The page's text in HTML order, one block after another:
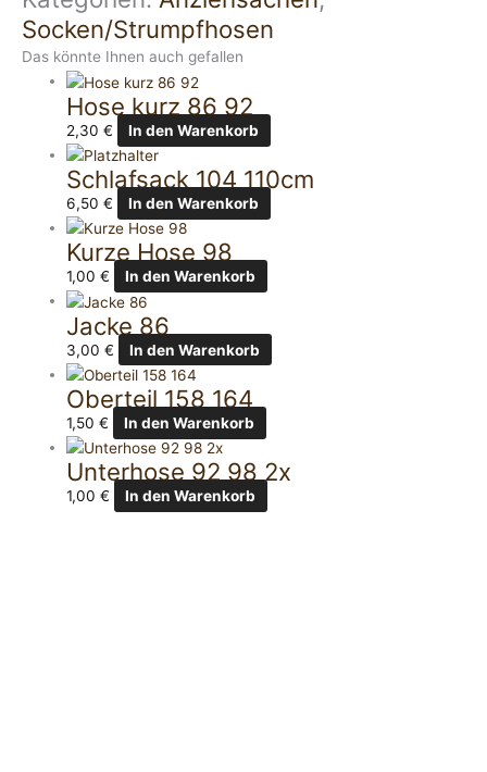
Socken/Strumpfhosen
Das könnte Ihnen auch gefallen
Hose kurz 86 92
2,30€ In den Warenkorb
Schlafsack 104 110cm
6,50€ In den Warenkorb
Kurze Hose 98
1,00€ In den Warenkorb
Jacke 86
3,00€ In den Warenkorb
Oberteil 158 164
1,50€ In den Warenkorb
Unterhose 92 98 2x
1,00€ In den Warenkorb